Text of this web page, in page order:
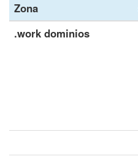
Zona
.work dominios